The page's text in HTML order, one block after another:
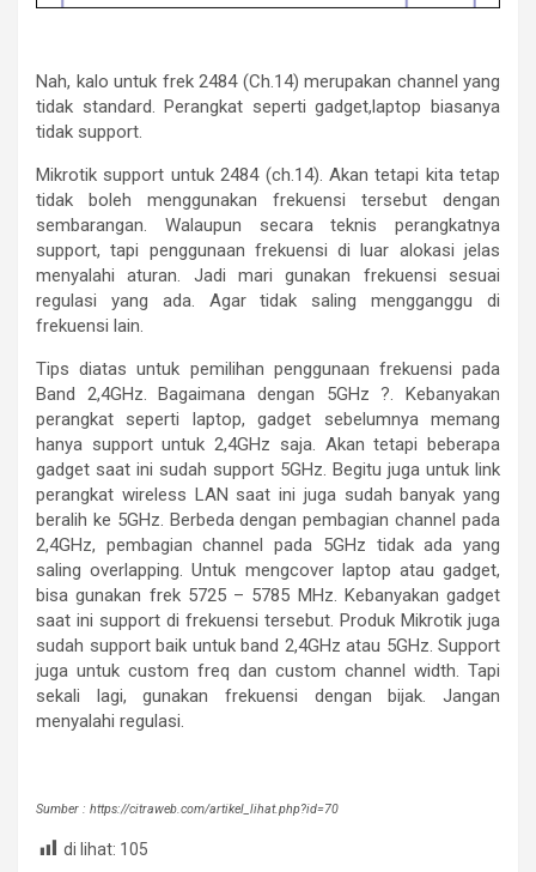
Nah, kalo untuk frek 2484 (Ch.14) merupakan channel yang
tidak standard. Perangkat seperti gadget,laptop biasanya
tidak support.
Mikrotik support untuk 2484 (ch.14). Akan tetapi kita tetap
tidak boleh menggunakan frekuensi tersebut dengan
sembarangan. Walaupun secara teknis perangkatnya
support, tapi penggunaan frekuensi di luar alokasi jelas
menyalahi aturan. Jadi mari gunakan frekuensi sesuai
regulasi yang ada. Agar tidak saling mengganggu di
frekuensi lain.
Tips diatas untuk pemilihan penggunaan frekuensi pada
Band 2,4GHz. Bagaimana dengan 5GHz ?. Kebanyakan
perangkat seperti laptop, gadget sebelumnya memang
hanya support untuk 2,4GHz saja. Akan tetapi beberapa
gadget saat ini sudah support 5GHz. Begitu juga untuk link
perangkat wireless LAN saat ini juga sudah banyak yang
beralih ke 5GHz. Berbeda dengan pembagian channel pada
2,4GHz, pembagian channel pada 5GHz tidak ada yang
saling overlapping. Untuk mengcover laptop atau gadget,
bisa gunakan frek 5725 – 5785 MHz. Kebanyakan gadget
saat ini support di frekuensi tersebut. Produk Mikrotik juga
sudah support baik untuk band 2,4GHz atau 5GHz. Support
juga untuk custom freq dan custom channel width. Tapi
sekali lagi, gunakan frekuensi dengan bijak. Jangan
menyalahi regulasi.
Sumber : https://citraweb.com/artikel_lihat.php?id=70
di lihat: 105